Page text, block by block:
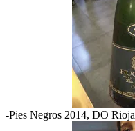
-Pies Negros 2014, DO Rioja